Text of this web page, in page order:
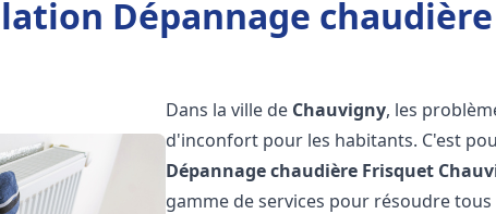
Dépannage
Dans la ville de Chauvigny, les
d'inconfort pour les habitants. C'est
Dépannage chaudière Frisquet
gamme de services pour résoudre